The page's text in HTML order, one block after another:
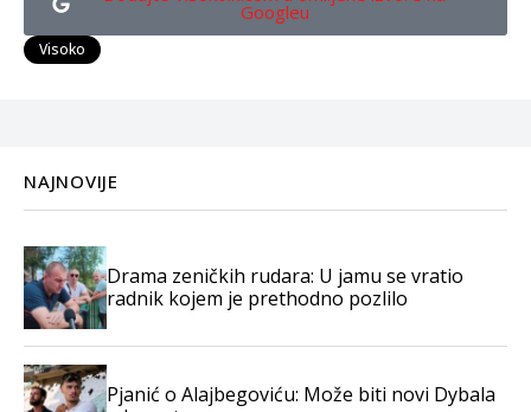
Googleu
Visoko
NAJNOVIJE
Drama zeničkih rudara: U jamu se vratio
radnik kojem je prethodno pozlilo
Pjanić o Alajbegoviću: Može biti novi Dybala